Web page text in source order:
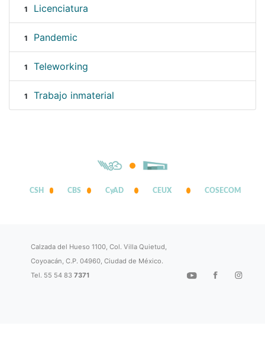
1 Licenciatura
1 Pandemic
1 Teleworking
1 Trabajo inmaterial
CSH CBS CyAD CEUX COSECOM
Calzada del Hueso 1100, Col. Villa Quietud,
Coyoacán, C.P. 04960, Ciudad de México.
Tel. 55 54 837371